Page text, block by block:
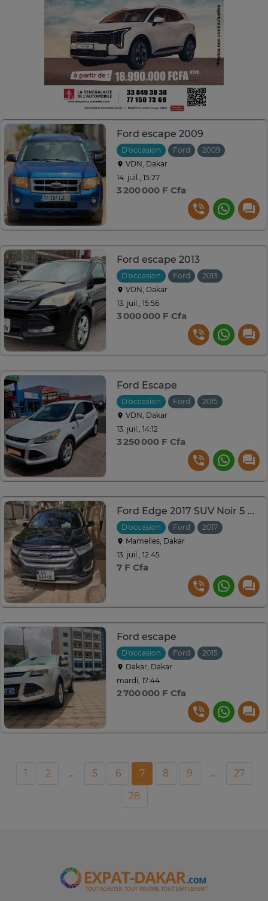
Ford escape 2009
D'occasion Ford 2009
VDN, Dakar
14. juil., 15:27
3 200 000 F Cfa
Ford escape 2013
D'occasion Ford 2013
VDN, Dakar
13. juil., 15:56
3 000 000 F Cfa
Ford Escape
D'occasion Ford 2015
VDN, Dakar
13. juil., 14:12
3 250 000 F Cfa
Ford Edge 2017 SUV Noir 5 places Confort et Sécurité
D'occasion Ford 2017
Mamelles, Dakar
13. juil., 12:45
7 F Cfa
Ford escape
D'occasion Ford 2015
Dakar, Dakar
mardi, 17:44
2 700 000 F Cfa
1 2 ... 5 6 7 8 9 ...
27
28